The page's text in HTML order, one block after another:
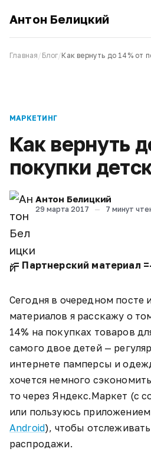
Антон Белицкий
Главная / Блог/Как вернуть до 14% от
МАРКЕТИНГ
Как вернуть
покупки
Антон Белицкий
29 марта 2017 — 7 минут
-= Партнерский материал
Сегодня в очередном посте
материалов я расскажу о
14% на покупках товаров
самого двое детей —
интернете памперсы и
хочется немного
то через Яндекс.Маркет (с
или пользуюсь
Android), чтобы
распродажи.